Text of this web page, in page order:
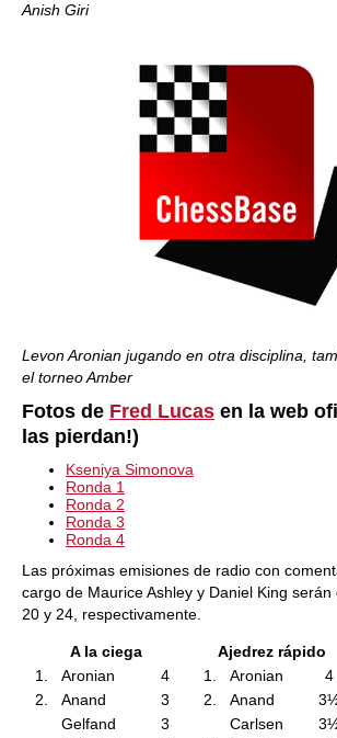
Anish Giri
Levon Aronian jugando en otra disciplina,
el torneo Amber
Fotos de Fred Lucas en la web
las pierdan!)
Kseniya Simonova
Ronda 1
Ronda 2
Ronda 3
Ronda 4
Las próximas emisiones de radio con
cargo de Maurice Ashley y Daniel King
20 y 24, respectivamente.
A la ciega
1.
Aronian
4
2.
Anand
3
Gelfand
3
Ajedrez rápido
1.
Aronian
4
2.
Anand
Carlsen